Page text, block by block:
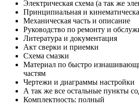
Электрическая схема (а так же
Принципиальная и
Механическая часть и описание
Руководство по ремонту и
Литература и документация
Акт сверки и приемки
Схема смазки
Материал по быстро
частям
Чертежи и диаграммы настройки
А так же все остальные пункты
Комплектность: полный